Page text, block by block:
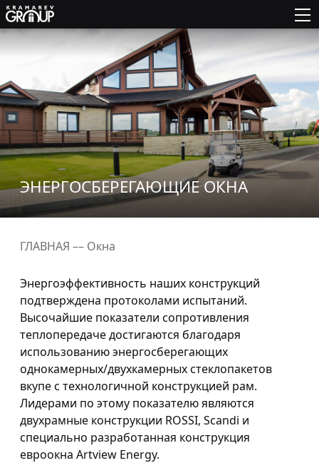
ЭНЕРГОСБЕРЕГАЮЩИЕ ОКНА
ГЛАВНАЯ –– Окна
Энергоэффективность наших конструкций
подтверждена протоколами испытаний.
Высочайшие показатели сопротивления
теплопередаче достигаются благодаря
использованию энергосберегающих
однокамерных/двухкамерных стеклопакетов
вкупе с технологичной конструкцией рам.
Лидерами по этому показателю являются
двухрамные конструкции ROSSI, Scandi и
специально разработанная конструкция
евроокна Artview Energy.